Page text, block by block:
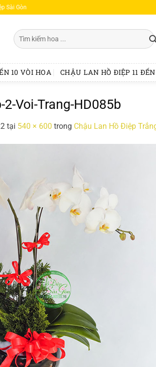
Sài Gòn
Tìm
kiếm:
10 VÒI HOA CHẬU LAN HỒ ĐIỆP 11
Voi-Trang-HD085b
tại 540 × 600 trong Chậu Lan Hồ Điệp